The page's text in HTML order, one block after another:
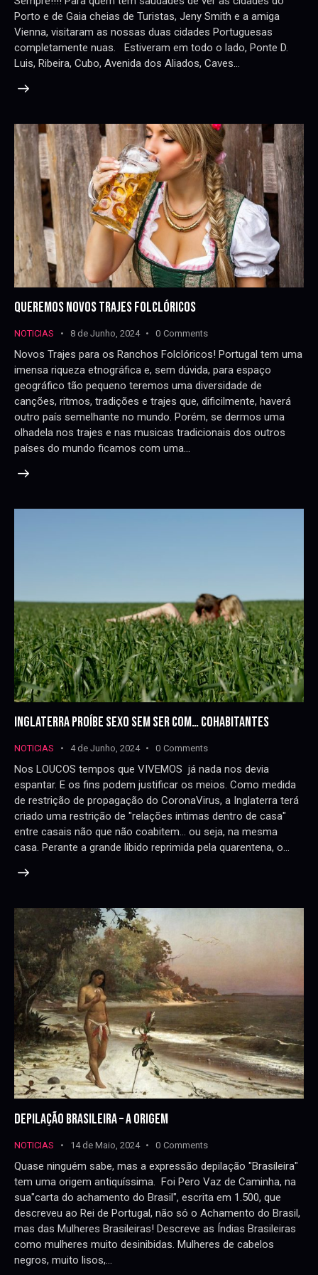
Porto e de Gaia cheias de Turistas, Jeny Smith e a amiga
Vienna, visitaram as nossas duas cidades Portuguesas
completamente nuas. Estiveram em todo o lado, Ponte D.
Luis, Ribeira, Cubo, Avenida dos Aliados, Caves…
QUEREMOS NOVOS TRAJES FOLCLÓRICOS
NOTICIAS 8 de Junho, 2024 0 Comments
Novos Trajes para os Ranchos Folclóricos! Portugal tem uma
imensa riqueza etnográfica e, sem dúvida, para espaço
geográfico tão pequeno teremos uma diversidade de
canções, ritmos, tradições e trajes que, dificilmente, haverá
outro país semelhante no mundo. Porém, se dermos uma
olhadela nos trajes e nas musicas tradicionais dos outros
países do mundo ficamos com uma…
INGLATERRA PROÍBE SEXO SEM SER COM… COHABITANTES
NOTICIAS 4 de Junho, 2024 0 Comments
Nos LOUCOS tempos que VIVEMOS já nada nos devia
espantar. E os fins podem justificar os meios. Como medida
de restrição de propagação do CoronaVirus, a Inglaterra terá
criado uma restrição de "relações intimas dentro de casa"
entre casais não que não coabitem... ou seja, na mesma
casa. Perante a grande libido reprimida pela quarentena, o…
DEPILAÇÃO BRASILEIRA – A ORIGEM
NOTICIAS 14 de Maio, 2024 0 Comments
Quase ninguém sabe, mas a expressão depilação "Brasileira"
tem uma origem antiquíssima. Foi Pero Vaz de Caminha, na
sua"carta do achamento do Brasil", escrita em 1.500, que
descreveu ao Rei de Portugal, não só o Achamento do Brasil,
mas das Mulheres Brasileiras! Descreve as Índias Brasileiras
como mulheres muito desinibidas. Mulheres de cabelos
negros, muito lisos,…